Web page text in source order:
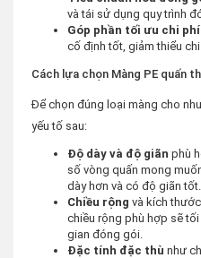
và tái sử dụng quy trình
Góp phần tối ưu chi
cố định tốt, giảm thiểu
Cách lựa chọn Màng PE quấn
Để chọn đúng loại màng cho
yếu tố sau:
Độ dày và độ giãn phù
số vòng quấn mong
dày hơn và có độ giãn tốt.
Chiều rộng và kích
chiều rộng phù hợp sẽ
gian đóng gói.
Đặc tính đặc thù như